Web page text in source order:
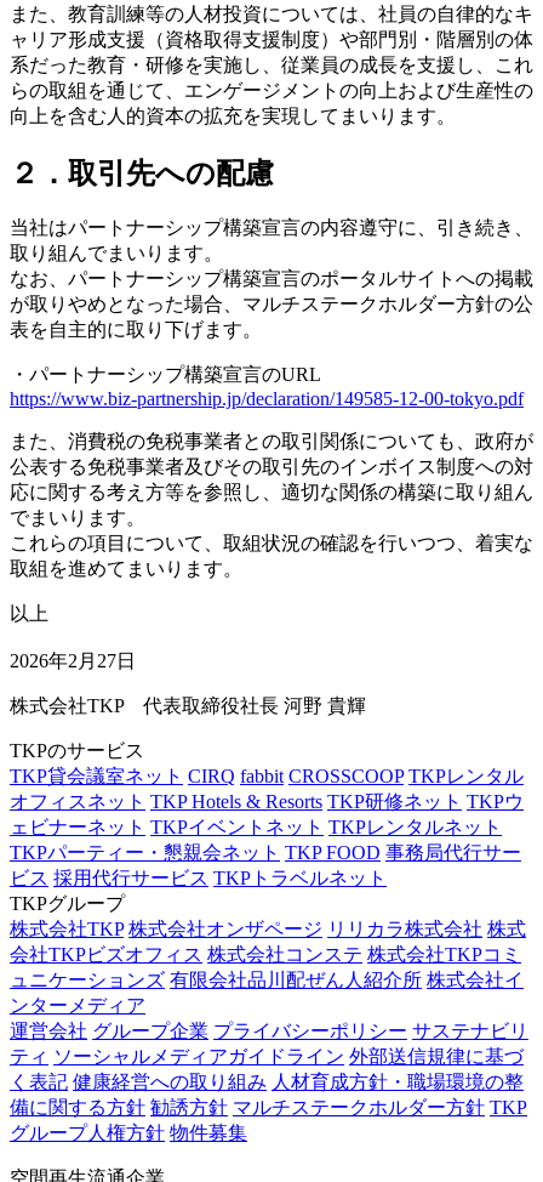
また、教育訓練等の人材投資については、社員の自律的なキ
ャリア形成支援（資格取得支援制度）や部門別・階層別の体
系だった教育・研修を実施し、従業員の成長を支援し、これ
らの取組を通じて、エンゲージメントの向上および生産性の
向上を含む人的資本の拡充を実現してまいります。
２．取引先への配慮
当社はパートナーシップ構築宣言の内容遵守に、引き続き、
取り組んでまいります。
なお、パートナーシップ構築宣言のポータルサイトへの掲載
が取りやめとなった場合、マルチステークホルダー方針の公
表を自主的に取り下げます。
・パートナーシップ構築宣言のURL
https://www.biz-partnership.jp/declaration/149585-12-00-tokyo.pdf
また、消費税の免税事業者との取引関係についても、政府が
公表する免税事業者及びその取引先のインボイス制度への対
応に関する考え方等を参照し、適切な関係の構築に取り組ん
でまいります。
これらの項目について、取組状況の確認を行いつつ、着実な
取組を進めてまいります。
以上
2026年2月27日
株式会社TKP 代表取締役社長 河野 貴輝
TKPのサービス
TKP貸会議室ネット CIRQ fabbit CROSSCOOP TKPレンタル
オフィスネット TKP Hotels & Resorts TKP研修ネット TKPウ
ェビナーネット TKPイベントネット TKPレンタルネット
TKPパーティー・懇親会ネット TKP FOOD 事務局代行サー
ビス 採用代行サービス TKPトラベルネット
TKPグループ
株式会社TKP 株式会社オンザページ リリカラ株式会社 株式
会社TKPビズオフィス 株式会社コンステ 株式会社TKPコミ
ュニケーションズ 有限会社品川配ぜん人紹介所 株式会社イ
ンターメディア
運営会社 グループ企業 プライバシーポリシー サステナビリ
ティ ソーシャルメディアガイドライン 外部送信規律に基づ
く表記 健康経営への取り組み 人材育成方針・職場環境の整
備に関する方針 勧誘方針 マルチステークホルダー方針 TKP
グループ人権方針 物件募集